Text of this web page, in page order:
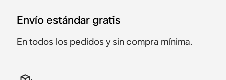
Oferta 37 €
628 € 698 €
Oferta 25 €
Oferta 22 €
Oferta 100 €
Envío estándar gratis
En todos los pedidos y sin compra mínima.